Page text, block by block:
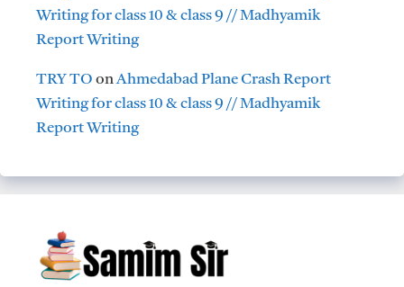
Writing for class 10 & class 9 // Madhyamik
Report Writing
TRY TO onAhmedabad Plane Crash Report
Writing for class 10 & class 9 // Madhyamik
Report Writing